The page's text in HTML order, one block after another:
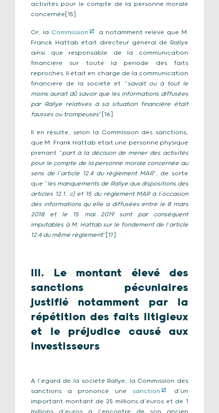
activités pour le compte de la personne morale
concernée[15].
Or, la Commission
a notamment relevé que M.
Franck Hattab était directeur général de Rallye
ainsi que responsable de la communication
financière sur toute la période des faits
reprochés. Il était en charge de la communication
financière de la société et “savait ou à tout le
moins aurait dû savoir que les informations diffusées
par Rallye relatives à sa situation financière était
fausses ou trompeuses”[16].
Il en résulte, selon la Commission des sanctions,
que M. Frank Hattab était une personne physique
prenant “part à la décision de mener des activités
pour le compte de la personne morale concernée au
sens de l’article 12.4 du règlement MAR”, de sorte
que “les manquements de Rallye aux dispositions des
articles 12.1, c) et 15 du règlement MAR à l’occasion
des informations qu’elle a diffusées entre le 8 mars
2018 et le 15 mai 2019 sont par conséquent
imputables à M. Hattab sur le fondement de l’article
12.4 du même règlement”[17].
III. Le montant élevé des
sanctions pécuniaires
justifié notamment par la
répétition des faits litigieux
et le préjudice causé aux
investisseurs
A l’égard de la société Rallye, la Commission des
sanctions a prononcé une sanction
d’un
important montant de 25 millions d’euros et de 1